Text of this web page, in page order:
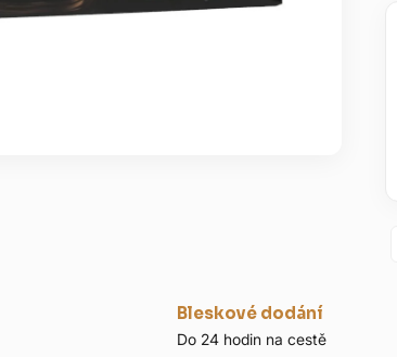
Bleskové dodání
Do 24 hodin na cestě